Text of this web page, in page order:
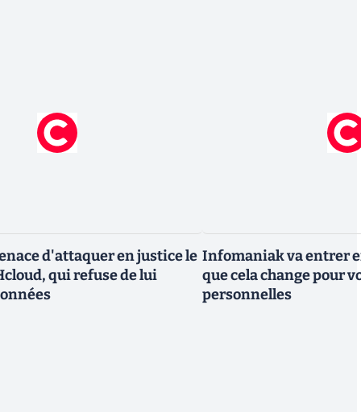
d'attaquer en justice le
qui refuse de lui
Infomaniak va entrer
que cela change pour
personnelles